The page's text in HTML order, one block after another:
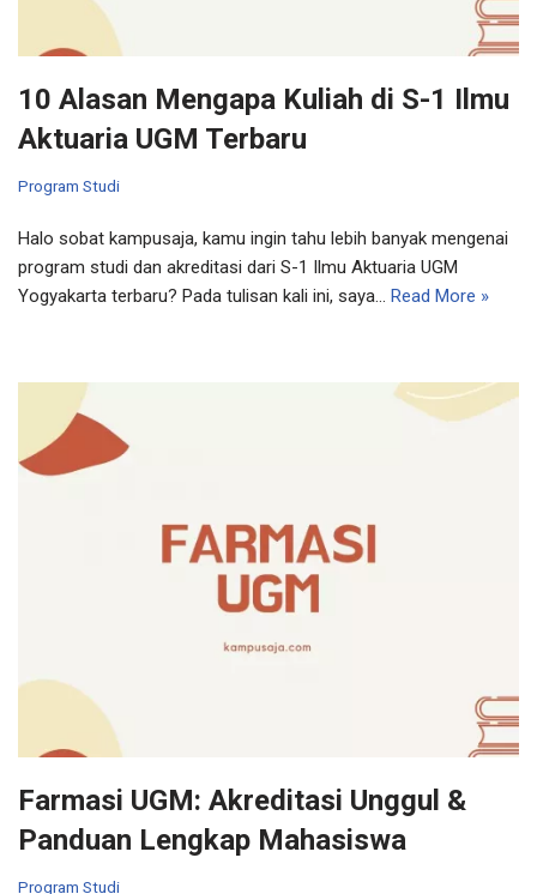
10 Alasan Mengapa Kuliah di S-1 Ilmu
Aktuaria UGM Terbaru
Program Studi
Halo sobat kampusaja, kamu ingin tahu lebih banyak mengenai
program studi dan akreditasi dari S-1 Ilmu Aktuaria UGM
Yogyakarta terbaru? Pada tulisan kali ini, saya… Read More »
Farmasi UGM: Akreditasi Unggul &
Panduan Lengkap Mahasiswa
Program Studi